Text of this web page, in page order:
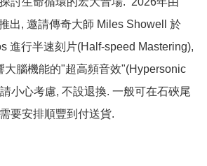
出, 邀請傳奇大師 Miles Showell 於
進行半速刻片(Half-speed Mastering),
大腦機能的"超高頻音效"(Hypersonic
小心考慮, 不設退換. 一般可在石硤尾
要安排順豐到付送貨.